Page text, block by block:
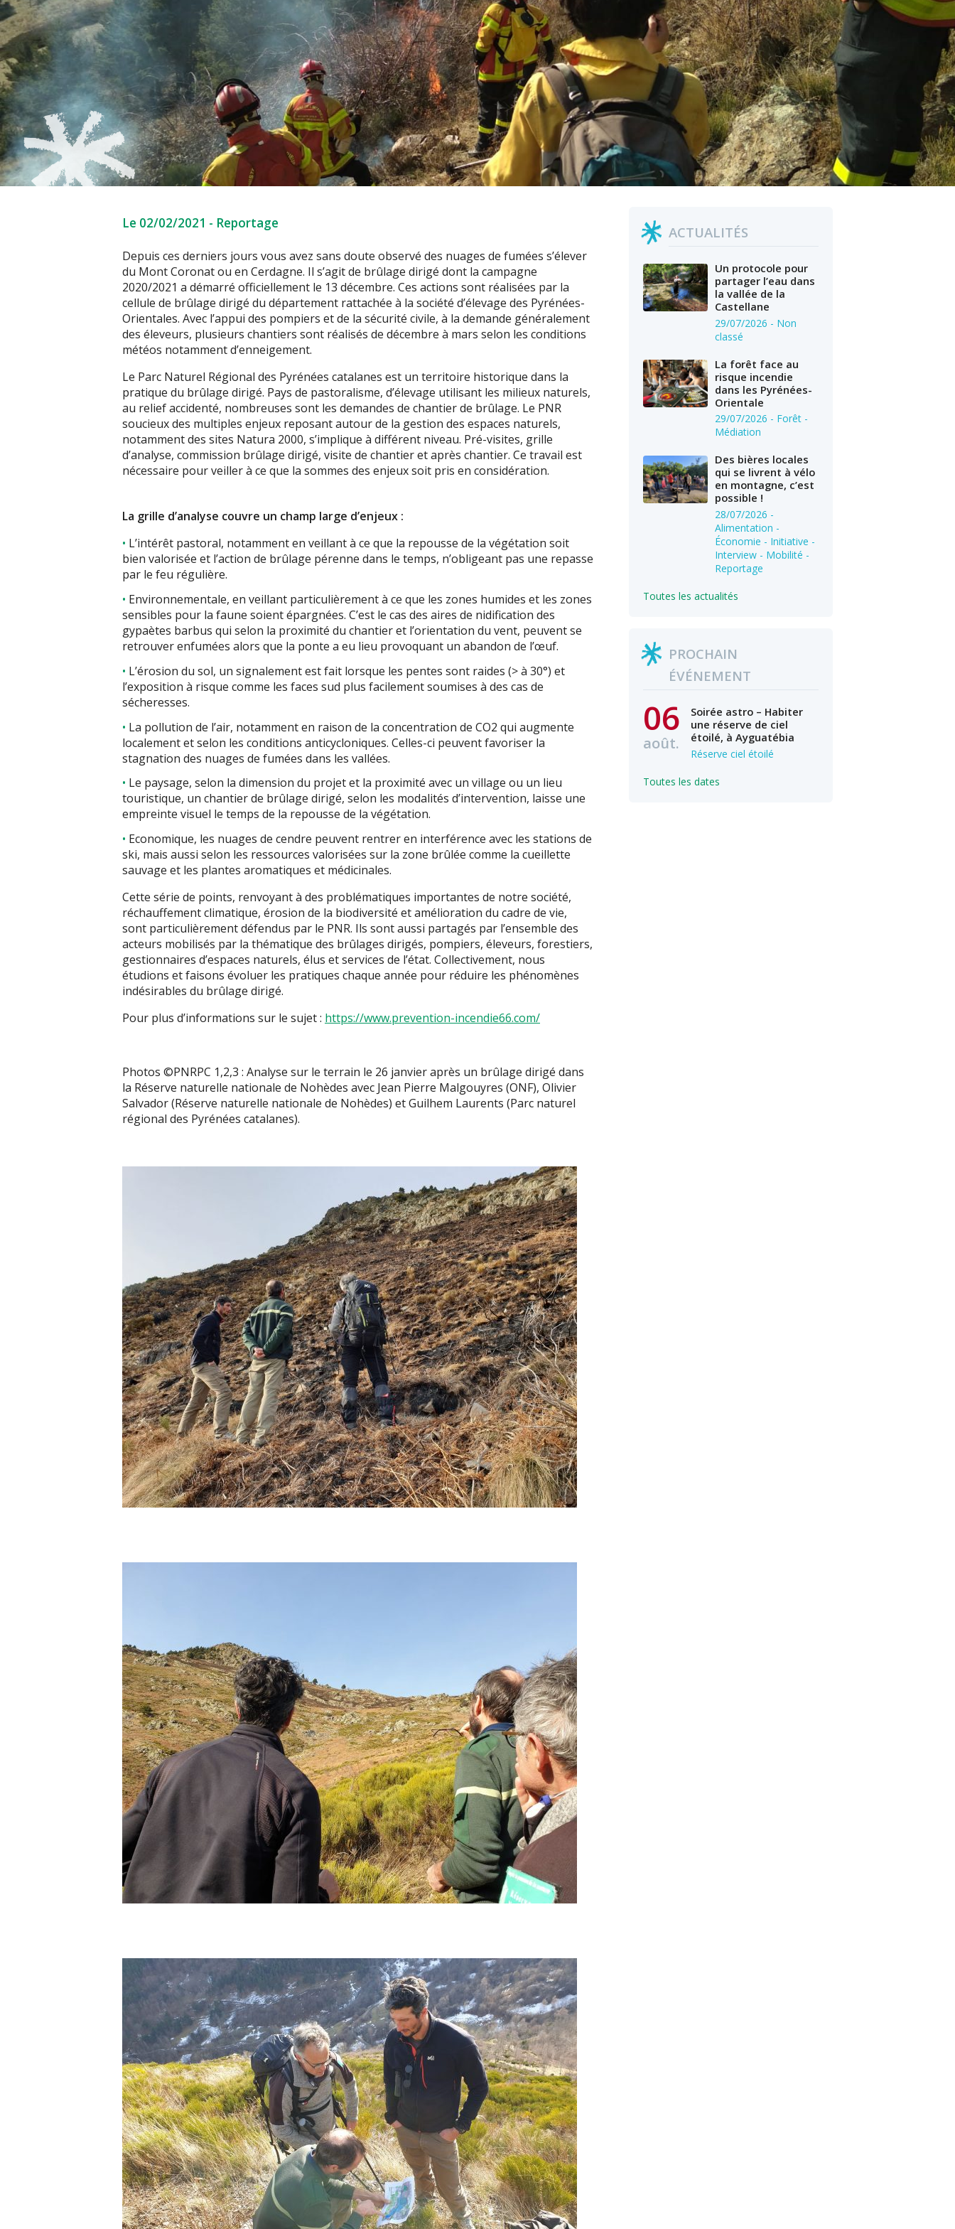
Le 02/02/2021 - Reportage
Depuis ces derniers jours vous avez sans doute observé des nuages de fumées s’élever
du Mont Coronat ou en Cerdagne. Il s’agit de brûlage dirigé dont la campagne
2020/2021 a démarré officiellement le 13 décembre. Ces actions sont réalisées par la
cellule de brûlage dirigé du département rattachée à la société d’élevage des Pyrénées-
Orientales. Avec l’appui des pompiers et de la sécurité civile, à la demande généralement
des éleveurs, plusieurs chantiers sont réalisés de décembre à mars selon les conditions
météos notamment d’enneigement.
Le Parc Naturel Régional des Pyrénées catalanes est un territoire historique dans la
pratique du brûlage dirigé. Pays de pastoralisme, d’élevage utilisant les milieux naturels,
au relief accidenté, nombreuses sont les demandes de chantier de brûlage. Le PNR
soucieux des multiples enjeux reposant autour de la gestion des espaces naturels,
notamment des sites Natura 2000, s’implique à différent niveau. Pré-visites, grille
d’analyse, commission brûlage dirigé, visite de chantier et après chantier. Ce travail est
nécessaire pour veiller à ce que la sommes des enjeux soit pris en considération.
La grille d’analyse couvre un champ large d’enjeux :
L’intérêt pastoral, notamment en veillant à ce que la repousse de la végétation soit
bien valorisée et l’action de brûlage pérenne dans le temps, n’obligeant pas une repasse
par le feu régulière.
Environnementale, en veillant particulièrement à ce que les zones humides et les zones
sensibles pour la faune soient épargnées. C’est le cas des aires de nidification des
gypaètes barbus qui selon la proximité du chantier et l’orientation du vent, peuvent se
retrouver enfumées alors que la ponte a eu lieu provoquant un abandon de l’œuf.
L’érosion du sol, un signalement est fait lorsque les pentes sont raides (> à 30°) et
l’exposition à risque comme les faces sud plus facilement soumises à des cas de
sécheresses.
La pollution de l’air, notamment en raison de la concentration de CO2 qui augmente
localement et selon les conditions anticycloniques. Celles-ci peuvent favoriser la
stagnation des nuages de fumées dans les vallées.
Le paysage, selon la dimension du projet et la proximité avec un village ou un lieu
touristique, un chantier de brûlage dirigé, selon les modalités d’intervention, laisse une
empreinte visuel le temps de la repousse de la végétation.
Economique, les nuages de cendre peuvent rentrer en interférence avec les stations de
ski, mais aussi selon les ressources valorisées sur la zone brûlée comme la cueillette
sauvage et les plantes aromatiques et médicinales.
Cette série de points, renvoyant à des problématiques importantes de notre société,
réchauffement climatique, érosion de la biodiversité et amélioration du cadre de vie,
sont particulièrement défendus par le PNR. Ils sont aussi partagés par l’ensemble des
acteurs mobilisés par la thématique des brûlages dirigés, pompiers, éleveurs, forestiers,
gestionnaires d’espaces naturels, élus et services de l’état. Collectivement, nous
étudions et faisons évoluer les pratiques chaque année pour réduire les phénomènes
indésirables du brûlage dirigé.
Pour plus d’informations sur le sujet : https://www.prevention-incendie66.com/
Photos ©PNRPC 1,2,3 : Analyse sur le terrain le 26 janvier après un brûlage dirigé dans
la Réserve naturelle nationale de Nohèdes avec Jean Pierre Malgouyres (ONF), Olivier
Salvador (Réserve naturelle nationale de Nohèdes) et Guilhem Laurents (Parc naturel
régional des Pyrénées catalanes).
ACTUALITÉS
Un protocole pour
partager l’eau dans
la vallée de la
Castellane
29/07/2026 - Non
classé
La forêt face au
risque incendie
dans les Pyrénées-
Orientale
29/07/2026 - Forêt -
Médiation
Des bières locales
qui se livrent à vélo
en montagne, c’est
possible !
28/07/2026 -
Alimentation -
Économie - Initiative -
Interview - Mobilité -
Reportage
Toutes les actualités
PROCHAIN
ÉVÉNEMENT
06
août.
Soirée astro – Habiter
une réserve de ciel
étoilé, à Ayguatébia
Réserve ciel étoilé
Toutes les dates